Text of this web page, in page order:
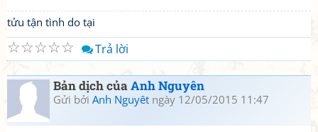
tửu tận tình do tại
☆
☆
☆
☆
☆ Trả lời
Bản dịch củaAnh Nguyên
Gửi bởi Anh Nguyêt ngày 12/05/2015 11:47